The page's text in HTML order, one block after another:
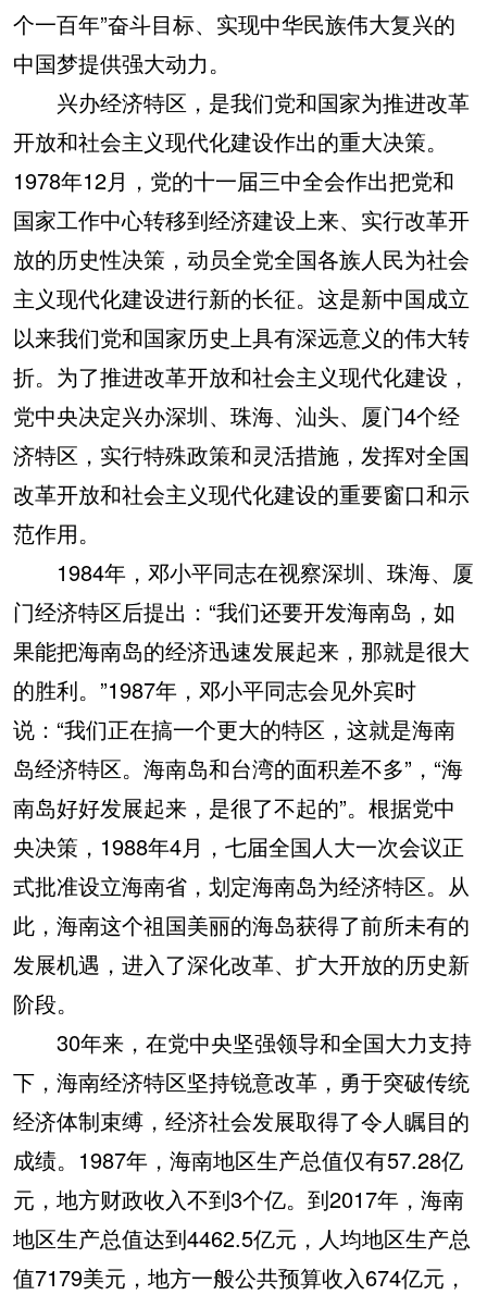
个一百年”奋斗目标、实现中华民族伟大复兴的
中国梦提供强大动力。
兴办经济特区，是我们党和国家为推进改革
开放和社会主义现代化建设作出的重大决策。
1978年12月，党的十一届三中全会作出把党和
国家工作中心转移到经济建设上来、实行改革开
放的历史性决策，动员全党全国各族人民为社会
主义现代化建设进行新的长征。这是新中国成立
以来我们党和国家历史上具有深远意义的伟大转
折。为了推进改革开放和社会主义现代化建设，
党中央决定兴办深圳、珠海、汕头、厦门4个经
济特区，实行特殊政策和灵活措施，发挥对全国
改革开放和社会主义现代化建设的重要窗口和示
范作用。
1984年，邓小平同志在视察深圳、珠海、厦
门经济特区后提出：“我们还要开发海南岛，如
果能把海南岛的经济迅速发展起来，那就是很大
的胜利。”1987年，邓小平同志会见外宾时
说：“我们正在搞一个更大的特区，这就是海南
岛经济特区。海南岛和台湾的面积差不多”，“海
南岛好好发展起来，是很了不起的”。根据党中
央决策，1988年4月，七届全国人大一次会议正
式批准设立海南省，划定海南岛为经济特区。从
此，海南这个祖国美丽的海岛获得了前所未有的
发展机遇，进入了深化改革、扩大开放的历史新
阶段。
30年来，在党中央坚强领导和全国大力支持
下，海南经济特区坚持锐意改革，勇于突破传统
经济体制束缚，经济社会发展取得了令人瞩目的
成绩。1987年，海南地区生产总值仅有57.28亿
元，地方财政收入不到3个亿。到2017年，海南
地区生产总值达到4462.5亿元，人均地区生产总
值7179美元，地方一般公共预算收入674亿元，